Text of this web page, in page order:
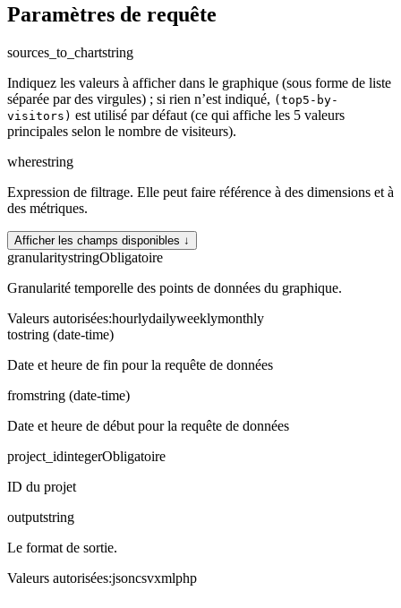
Paramètres de requête
sources_to_chartstring
Indiquez les valeurs à afficher dans le graphique (sous forme de liste
séparée par des virgules) ; si rien n’est indiqué, (top5-by-
visitors) est utilisé par défaut (ce qui affiche les 5 valeurs
principales selon le nombre de visiteurs).
wherestring
Expression de filtrage. Elle peut faire référence à des dimensions et à
des métriques.
Afficher les champs disponibles ↓
granularitystringObligatoire
Granularité temporelle des points de données du graphique.
Valeurs autorisées:hourlydailyweeklymonthly
tostring (date-time)
Date et heure de fin pour la requête de données
fromstring (date-time)
Date et heure de début pour la requête de données
project_idintegerObligatoire
ID du projet
outputstring
Le format de sortie.
Valeurs autorisées:jsoncsvxmlphp